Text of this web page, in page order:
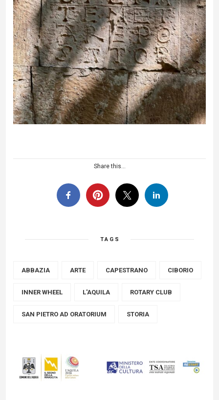
Share this...
TAGS
ABBAZIA ARTE CAPESTRANO CIBORIO
INNER WHEEL L'AQUILA ROTARY CLUB
SAN PIETRO AD ORATORIUM STORIA